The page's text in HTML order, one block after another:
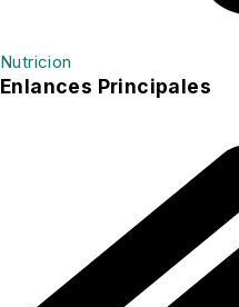
Nutricion
Enlances Principales